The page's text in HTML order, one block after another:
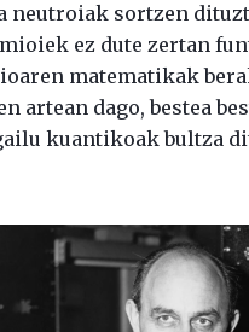
sortzen
ez dute zertan
matematikak
artean dago, bestea
kuantikoak bultza